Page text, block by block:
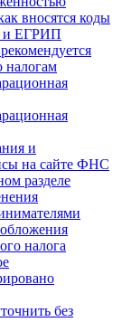
вносятся коды
и ЕГРИП
налогам
и
на сайте ФНС
разделе
налога
без